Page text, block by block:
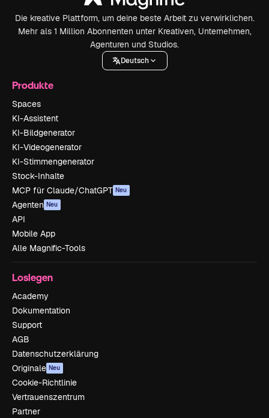
Die kreative Plattform, um deine beste Arbeit zu verwirklichen.
Mehr als 1 Million Abonnenten unter Kreativen, Unternehmen,
Agenturen und Studios.
Deutsch
Produkte
Spaces
KI-Assistent
KI-Bildgenerator
KI-Videogenerator
KI-Stimmengenerator
Stock-Inhalte
MCP für Claude/ChatGPT Neu
Agenten Neu
API
Mobile App
Alle Magnific-Tools
Loslegen
Academy
Dokumentation
Support
AGB
Datenschutzerklärung
Originale Neu
Cookie-Richtlinie
Vertrauenszentrum
Partner